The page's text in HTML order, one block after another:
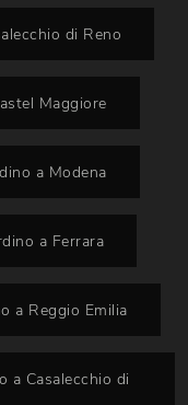
di Reno
Maggiore
a Modena
a Ferrara
a Reggio Emilia
a Casalecchio di